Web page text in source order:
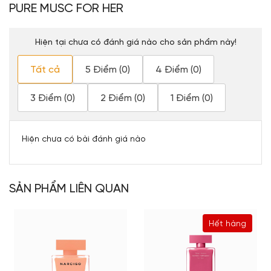
PURE MUSC FOR HER
Hiện tại chưa có đánh giá nào cho sản phẩm này!
Tất cả 5 Điểm (0) 4 Điểm (0)
3 Điểm (0) 2 Điểm (0) 1 Điểm (0)
Hiện chưa có bài đánh giá nào
SẢN PHẨM LIÊN QUAN
Hết hàng